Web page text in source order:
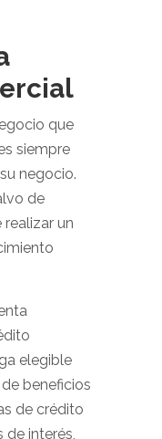
que
siempre
negocio.
de
un
elegible
beneficios
de crédito
de interés,